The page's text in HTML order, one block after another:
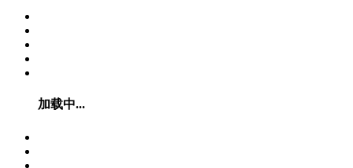
加载中...